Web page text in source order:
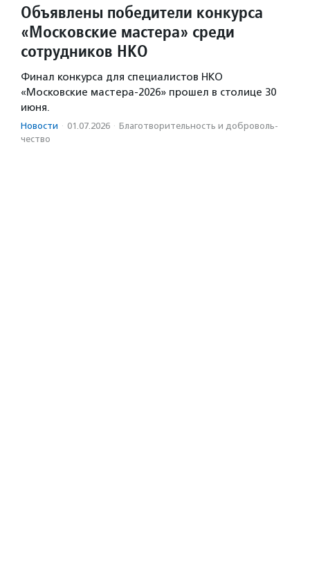
Объявлены победители конкурса
«Московские мастера» среди
сотрудников НКО
Финал конкурса для специалистов НКО
«Московские мастера-2026» прошел в столице 30
июня.
Новости · 01.07.2026 · Благотвори­тель­ность и доброволь­
чест­во